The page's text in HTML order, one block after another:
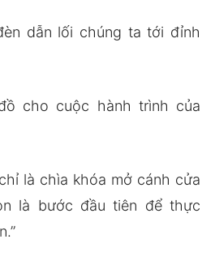
dẫn lối chúng ta tới đỉnh
cho cuộc hành trình của
là chìa khóa mở cánh cửa
là bước đầu tiên để thực